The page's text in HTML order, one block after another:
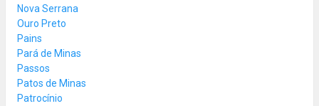
Nova Serrana
Ouro Preto
Pains
Pará de Minas
Passos
Patos de Minas
Patrocínio